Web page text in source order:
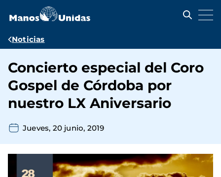
contenido
Ruta
navegación
Noticias
Concierto especial del Coro
Gospel de Córdoba por
nuestro LX Aniversario
Jueves, 20 junio, 2019